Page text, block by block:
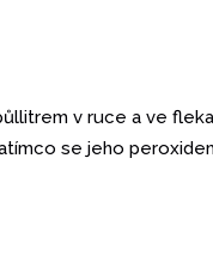
v ruce a ve
se jeho